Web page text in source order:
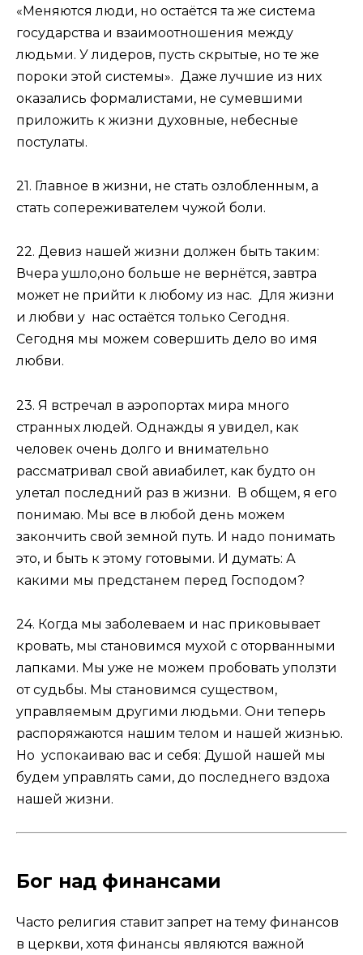
«Меняются люди, но остаётся та же система
государства и взаимоотношения между
людьми. У лидеров, пусть скрытые, но те же
пороки этой системы». Даже лучшие из них
оказались формалистами, не сумевшими
приложить к жизни духовные, небесные
постулаты.
21. Главное в жизни, не стать озлобленным, а
стать сопереживателем чужой боли.
22. Девиз нашей жизни должен быть таким:
Вчера ушло,оно больше не вернётся, завтра
может не прийти к любому из нас. Для жизни
и любви у нас остаётся только Сегодня.
Сегодня мы можем совершить дело во имя
любви.
23. Я встречал в аэропортах мира много
странных людей. Однажды я увидел, как
человек очень долго и внимательно
рассматривал свой авиабилет, как будто он
улетал последний раз в жизни. В общем, я его
понимаю. Мы все в любой день можем
закончить свой земной путь. И надо понимать
это, и быть к этому готовыми. И думать: А
какими мы предстанем перед Господом?
24. Когда мы заболеваем и нас приковывает
кровать, мы становимся мухой с оторванными
лапками. Мы уже не можем пробовать уползти
от судьбы. Мы становимся существом,
управляемым другими людьми. Они теперь
распоряжаются нашим телом и нашей жизнью.
Но успокаиваю вас и себя: Душой нашей мы
будем управлять сами, до последнего вздоха
нашей жизни.
Бог над финансами
Часто религия ставит запрет на тему финансов
в церкви, хотя финансы являются важной